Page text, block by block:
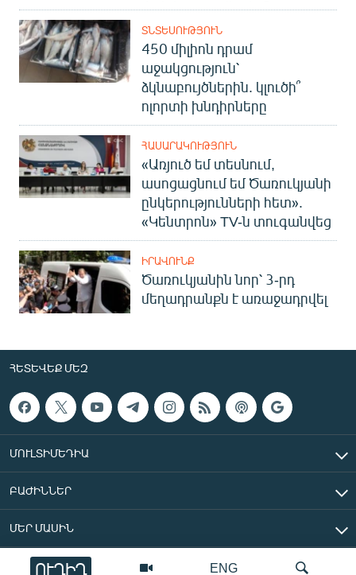
ENG
ՈՒՂԻՂ
ՏՆՏԵՍՈՒԹՅՈՒՆ
450 միլիոն դրամ
աջակցություն՝
ձկնաբույծներին. կլուծի՞
ոլորտի խնդիրները
ՀԱՍԱՐԱԿՈՒԹՅՈՒՆ
«Առյուծ եմ տեսնում,
ասոցացնում եմ Ծառուկյանի
ընկերությունների հետ».
«Կենտրոն» TV-ն տուգանվեց
ԻՐԱՎՈՒՆՔ
Ծառուկյանին նոր՝ 3-րդ
մեղադրանքն է առաջադրվել
ՀԵՏԵՎԵՔ ՄԵԶ
ՄՈՒԼՏԻՄԵԴԻԱ
ԲԱԺԻՆՆԵՐ
ՄԵՐ ՄԱՍԻՆ
«Ազատ Եվրոպա/Ազատություն» ռադիոկայան © 2026